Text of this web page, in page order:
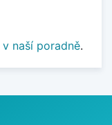
v naší poradně.